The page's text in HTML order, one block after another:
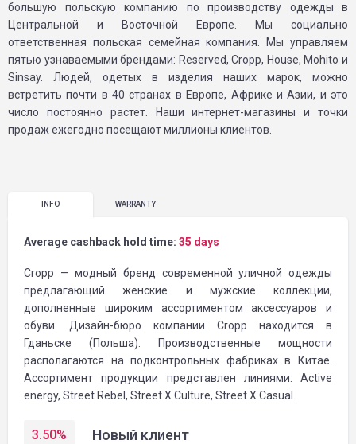
большую польскую компанию по производству одежды в
Центральной и Восточной Европе. Мы социально
ответственная польская семейная компания. Мы управляем
пятью узнаваемыми брендами: Reserved, Cropp, House, Mohito и
Sinsay. Людей, одетых в изделия наших марок, можно
встретить почти в 40 странах в Европе, Африке и Азии, и это
число постоянно растет. Наши интернет-магазины и точки
продаж ежегодно посещают миллионы клиентов.
INFO WARRANTY
Average cashback hold time: 35 days
Cropp — модный бренд современной уличной одежды
предлагающий женские и мужские коллекции,
дополненные широким ассортиментом аксессуаров и
обуви. Дизайн-бюро компании Cropp находится в
Гданьске (Польша). Производственные мощности
располагаются на подконтрольных фабриках в Китае.
Ассортимент продукции представлен линиями: Active
energy, Street Rebel, Street X Culture, Street X Casual.
3.50% Новый клиент